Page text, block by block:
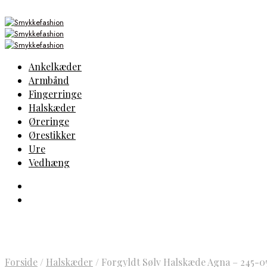
Ankelkæder
Armbånd
Fingerringe
Halskæder
Øreringe
Ørestikker
Ure
Vedhæng
Forside / Halskæder / Forgyldt Sølv Halskæde Agna – 245-